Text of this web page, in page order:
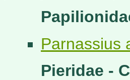
Parnassius
Pieridae -